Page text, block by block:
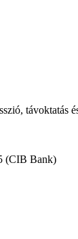
távoktatás
(CIB Bank)